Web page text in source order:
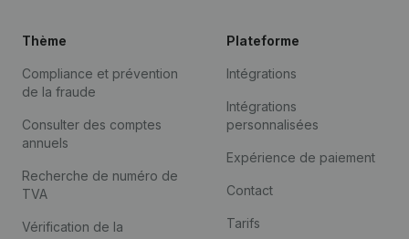
Thème
Compliance et prévention
de la fraude
Consulter des comptes
annuels
Recherche de numéro de
TVA
Vérification de la
Plateforme
Intégrations
Intégrations
personnalisées
Expérience de paiement
Contact
Tarifs